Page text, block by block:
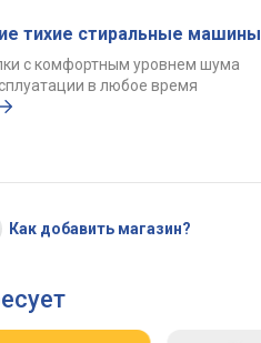
тихие стиральные машины
с комфортным уровнем шума
в любое время
Как добавить магазин?